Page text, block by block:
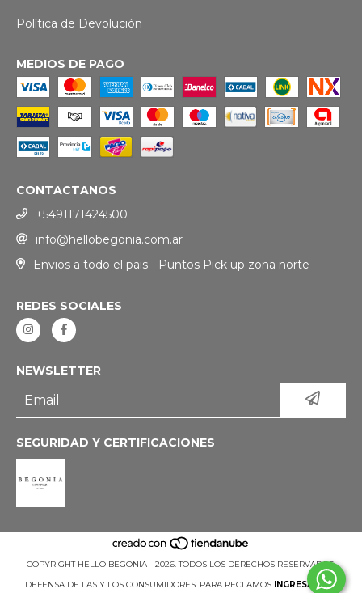
Política de Devolución
MEDIOS DE PAGO
CONTACTANOS
+5491171424500
info@hellobegonia.com.ar
Envios a todo el pais - Puntos Pick up zona norte
REDES SOCIALES
NEWSLETTER
SEGURIDAD Y CERTIFICACIONES
COPYRIGHT HELLO BEGONIA - 2026. TODOS LOS DERECHOS RESERVADOS.
DEFENSA DE LAS Y LOS CONSUMIDORES. PARA RECLAMOS INGRESÁ ACÁ.